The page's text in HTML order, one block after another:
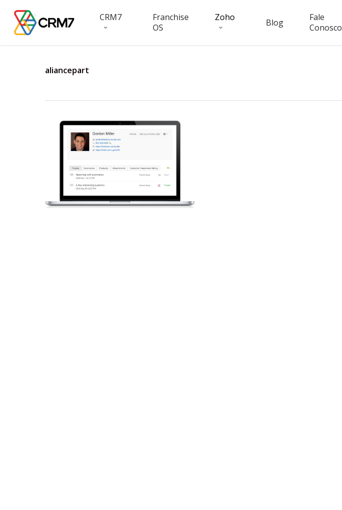
main
CRM7
Franchise
OS
Zoho Blog
Fale
Conosco
aliancepart